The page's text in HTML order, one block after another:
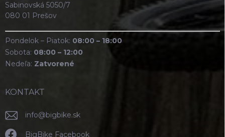
Sabinovská 5050/7
080 01 Prešov
Pondelok – Piatok: 08:00 – 18:00
Sobota: 08:00 – 12:00
Nedeľa: Zatvorené
KONTAKT
info@bigbike.sk
BigBike Facebook